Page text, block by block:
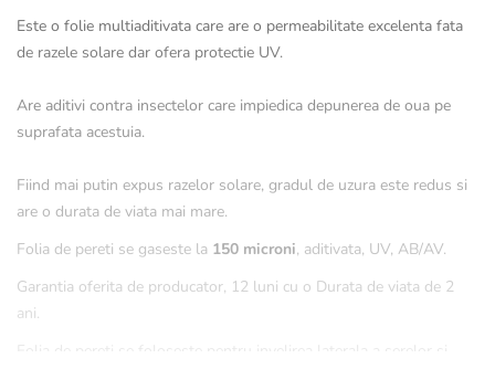
Este o folie multiaditivata care are o permeabilitate excelenta fata
de razele solare dar ofera protectie UV.
Are aditivi contra insectelor care impiedica depunerea de oua pe
suprafata acestuia.
Fiind mai putin expus razelor solare, gradul de uzura este redus si
are o durata de viata mai mare.
Folia de pereti se gaseste la 150 microni, aditivata, UV, AB/AV.
Garantia oferita de producator, 12 luni cu o Durata de viata de 2
ani.